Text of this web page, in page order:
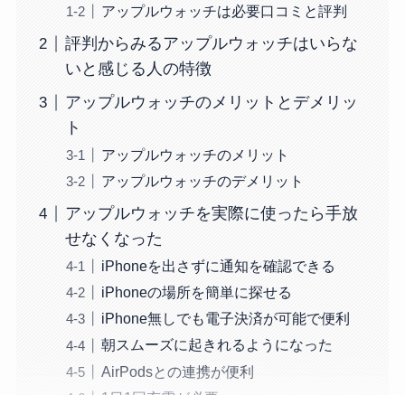
アップルウォッチは必要口コミと評判
評判からみるアップルウォッチはいらな
いと感じる人の特徴
アップルウォッチのメリットとデメリッ
ト
アップルウォッチのメリット
アップルウォッチのデメリット
アップルウォッチを実際に使ったら手放
せなくなった
iPhoneを出さずに通知を確認できる
iPhoneの場所を簡単に探せる
iPhone無しでも電子決済が可能で便利
朝スムーズに起きれるようになった
AirPodsとの連携が便利